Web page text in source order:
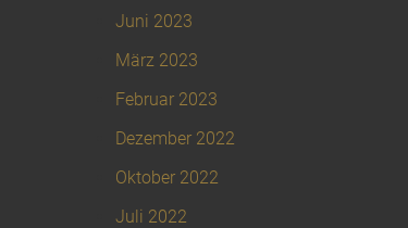
Juni 2023
März 2023
Februar 2023
Dezember 2022
Oktober 2022
Juli 2022